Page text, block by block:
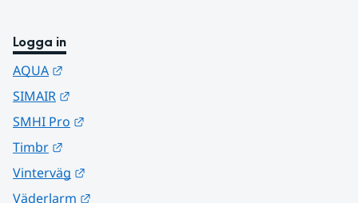
Logga in
AQUA
SIMAIR
SMHI Pro
Timbr
Vinterväg
Väderlarm